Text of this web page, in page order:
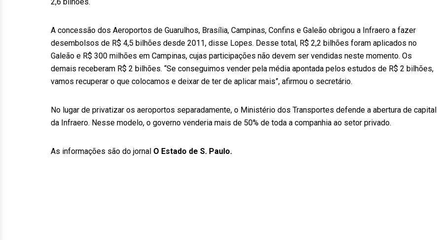
A concessão dos Aeroportos de Guarulhos, Brasília, Campinas, Confins e Galeão obrigou a Infraero a fazer
desembolsos de R$ 4,5 bilhões desde 2011, disse Lopes. Desse total, R$ 2,2 bilhões foram aplicados no
Galeão e R$ 300 milhões em Campinas, cujas participações não devem ser vendidas neste momento. Os
demais receberam R$ 2 bilhões. “Se conseguimos vender pela média apontada pelos estudos de R$ 2 bilhões,
vamos recuperar o que colocamos e deixar de ter de aplicar mais”, afirmou o secretário.
No lugar de privatizar os aeroportos separadamente, o Ministério dos Transportes defende a abertura de capital
da Infraero. Nesse modelo, o governo venderia mais de 50% de toda a companhia ao setor privado.
As informações são do jornal O Estado de S. Paulo.